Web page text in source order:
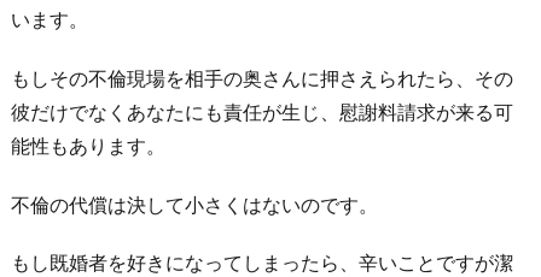
います。
もしその不倫現場を相手の奥さんに押さえられたら、その
彼だけでなくあなたにも責任が生じ、慰謝料請求が来る可
能性もあります。
不倫の代償は決して小さくはないのです。
もし既婚者を好きになってしまったら、辛いことですが潔